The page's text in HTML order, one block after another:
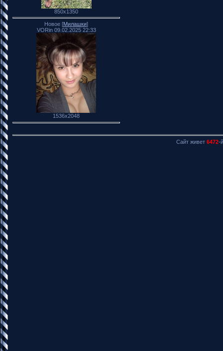
850x1350
Новое [Милашки]
VORin 09.02.2025 22:33
1536x2048
Сайт живет 6472-